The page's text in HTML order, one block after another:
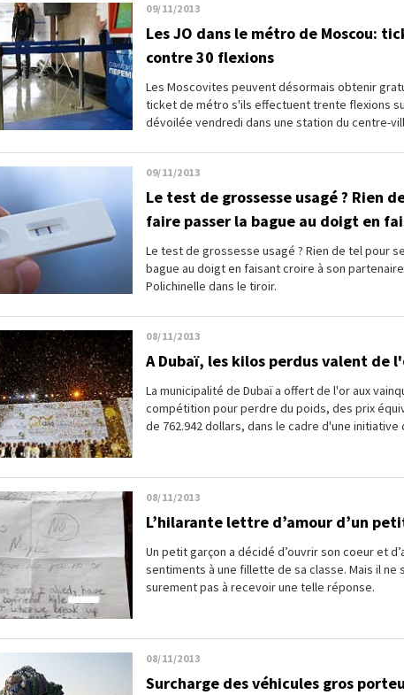
09/11/2013
Les JO dans le métro de Moscou:
contre 30 flexions
Les Moscovites peuvent désormais obtenir
ticket de métro s'ils effectuent trente flexions
dévoilée vendredi dans une station du centre-
09/11/2013
Le test de grossesse usagé ? Rien
faire passer la bague au doigt en
Le test de grossesse usagé ? Rien de tel pour
bague au doigt en faisant croire à son partenaire
Polichinelle dans le tiroir.
08/11/2013
A Dubaï, les kilos perdus valent de
La municipalité de Dubaï a offert de l'or aux
compétition pour perdre du poids, des prix
de 762.942 dollars, dans le cadre d'une initiative
08/11/2013
L’hilarante lettre d’amour d’un
Un petit garçon a décidé d’ouvrir son coeur et
sentiments à une fillette de sa classe. Mais il ne
surement pas à recevoir une telle réponse.
08/11/2013
Surcharge des véhicules gros